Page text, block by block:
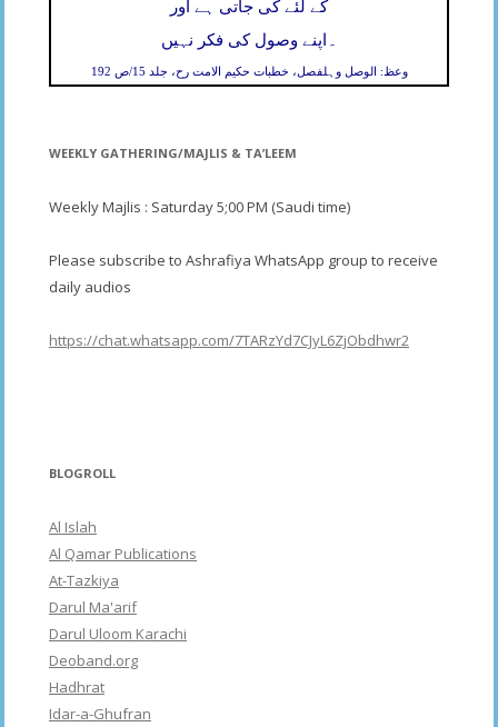
کے لئے کی جاتی ہے اور
اپنے وصول کی فکر نہیں ۔
وعظ: الوصل وہلفصل، خطبات حکیم الامت رح، جلد 15/ص 192
WEEKLY GATHERING/MAJLIS & TA’LEEM
Weekly Majlis : Saturday 5;00 PM (Saudi time)
Please subscribe to Ashrafiya WhatsApp group to receive
daily audios
https://chat.whatsapp.com/7TARzYd7CJyL6ZjObdhwr2
BLOGROLL
Al Islah
Al Qamar Publications
At-Tazkiya
Darul Ma'arif
Darul Uloom Karachi
Deoband.org
Hadhrat
Idar-a-Ghufran